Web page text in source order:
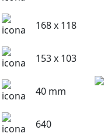
168 x 118
153 x 103
40 mm
640